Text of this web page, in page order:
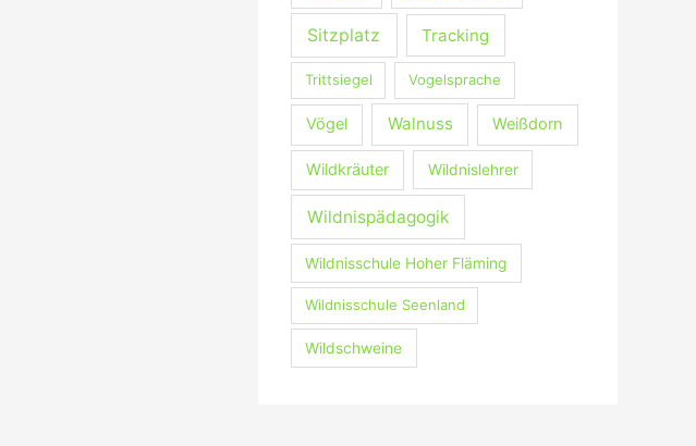
Sitzplatz Tracking
Trittsiegel Vogelsprache
Vögel Walnuss Weißdorn
Wildkräuter Wildnislehrer
Wildnispädagogik
Wildnisschule Hoher Fläming
Wildnisschule Seenland
Wildschweine